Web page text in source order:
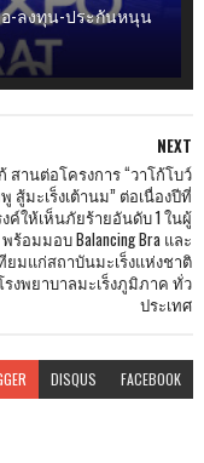
เชื่อ-ลงทุน-ประกันหนุน
NEXT
สานต่อโครงการ “วาโก้โบว์
สู้มะเร็งเต้านม” ต่อเนื่องปีที่
ค์ให้เห็นภัยร้ายอันดับ 1 ในผู้
ร้อมมอบ Balancing Bra และ
ยมแก่สถาบันมะเร็งแห่งชาติ
รงพยาบาลมะเร็งภูมิภาค ทั่ว
ประเทศ
DISQUS FACEBOOK